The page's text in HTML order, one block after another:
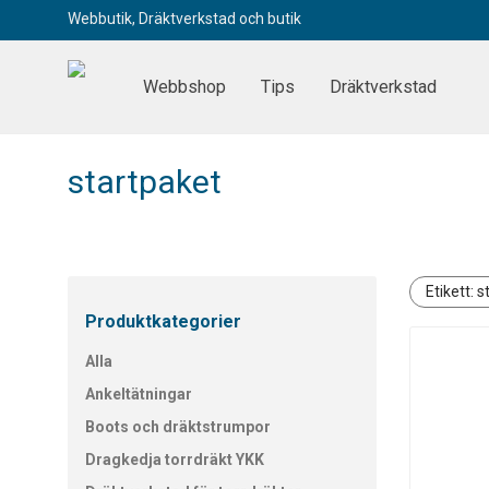
Webbutik, Dräktverkstad och butik
Webbshop Tips Dräktverkstad
startpaket
Produktkategorier
Alla
Ankeltätningar
Boots och dräktstrumpor
Dragkedja torrdräkt YKK
Etikett: